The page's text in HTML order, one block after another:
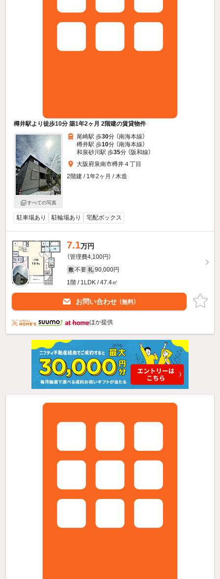
樽井駅より徒歩10分 築1年2ヶ月 2階建の賃貸物件
すべての写真
尾崎駅 歩30分 （南海本線）
樽井駅 歩10分 （南海本線）
和泉砂川駅 歩35分 （阪和線）
大阪府泉南市樽井４丁目
2階建 / 1年2ヶ月 / 木造
駐車場あり 駐輪場あり 宅配ボックス
7.1万円
（管理費4,100円）
敷 不要 礼 90,000円
1階 / 1LDK / 47.4㎡
お問い合わせ （無料）
ほか提供